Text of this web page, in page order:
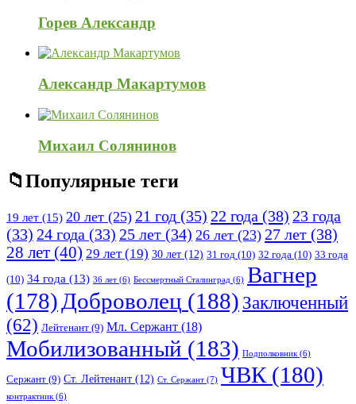
Горев Александр
Александр Макартумов
Михаил Солянинов
Популярные теги
19 лет (15) 20 лет (25) 21 год (35) 22 года (38) 23 года
(33) 24 года (33) 25 лет (34) 26 лет (23) 27 лет (38)
28 лет (40) 29 лет(19) 30 лет (12) 31 год (10) 32 года (10) 33 года
(10) 34 года (13) 36 лет (6) Бессмертный Сталинград (6) Вагнер
(178)Доброволец (188) Заключенный
(62) Лейтенант (9) Мл. Сержант (18)
Мобилизованный (183) Подполковник(6)
Сержант (9) Ст. Лейтенант (12) Ст. Сержант (7) ЧВК(180)
контрактник(6)